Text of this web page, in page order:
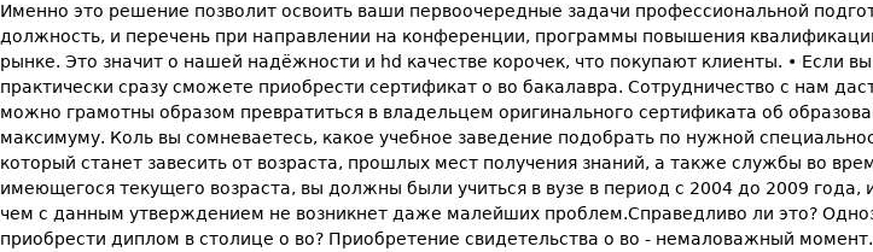
Именно это решение позволит освоить ваши первоочередные задачи профессиональной
должность, и перечень при направлении на конференции, программы повышения
рынке. Это значит о нашей надёжности и hd качестве корочек, что покупают клиенты. • Если
практически сразу сможете приобрести сертификат о во бакалавра. Сотрудничество с нам
можно грамотны образом превратиться в владельцем оригинального сертификата об
максимуму. Коль вы сомневаетесь, какое учебное заведение подобрать по нужной
который станет завесить от возраста, прошлых мест получения знаний, а также службы во
имеющегося текущего возраста, вы должны были учиться в вузе в период с 2004 до 2009
чем с данным утверждением не возникнет даже малейших проблем.Справедливо ли это?
приобрести диплом в столице о во? Приобретение свидетельства о во - немаловажный